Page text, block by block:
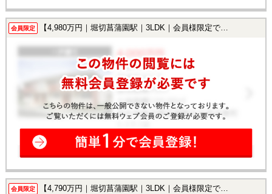
会員限定 【4,980万円｜堀切菖蒲園駅｜3LDK｜会員様限定で公開中！】
会員限定 【4,790万円｜堀切菖蒲園駅｜3LDK｜会員様限定で公開中！】